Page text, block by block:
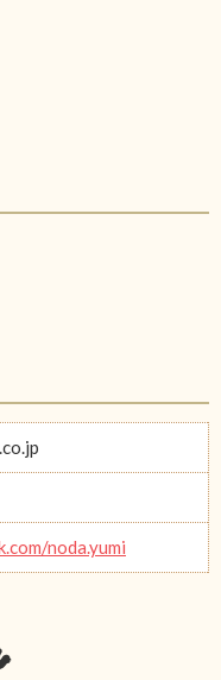
noda.yumi